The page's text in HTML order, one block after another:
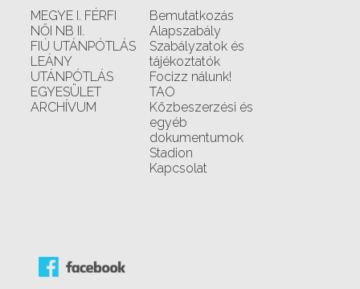
MEGYE I. FÉRFI
NŐI NB II.
FIÚ UTÁNPÓTLÁS
LEÁNY
UTÁNPÓTLÁS
EGYESÜLET
ARCHÍVUM
Bemutatkozás
Alapszabály
Szabályzatok és
tájékoztatók
Focizz nálunk!
TAO
Közbeszerzési és
egyéb
dokumentumok
Stadion
Kapcsolat